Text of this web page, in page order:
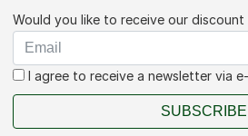
Would you like to receive our
I agree to receive a newsletter via e-
SUBSCRIBE